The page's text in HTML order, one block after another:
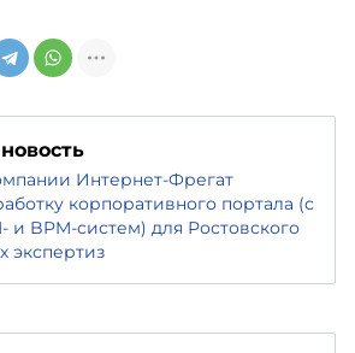
Интернет-Фрегат
корпоративного портала (с
и BPM-систем) для Ростовского
экспертиз